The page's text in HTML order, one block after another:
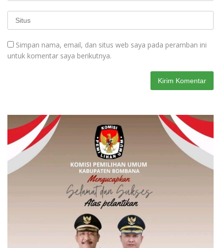
Simpan nama, email, dan situs web saya pada peramban ini
untuk komentar saya berikutnya.